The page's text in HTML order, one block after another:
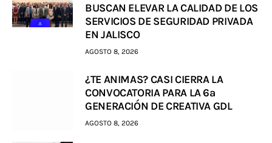
BUSCAN ELEVAR LA CALIDAD DE LOS
SERVICIOS DE SEGURIDAD PRIVADA
EN JALISCO
AGOSTO 8, 2026
¿TE ANIMAS? CASI CIERRA LA
CONVOCATORIA PARA LA 6a
GENERACIÓN DE CREATIVA GDL
AGOSTO 8, 2026